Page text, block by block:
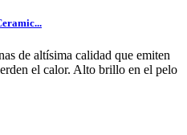
de altísima calidad que emiten
el calor. Alto brillo en el pelo